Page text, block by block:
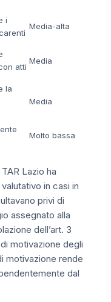
i
Media-alta
atti
Media
la
Media
Molto bassa
Lazio ha
in casi in
privi di
assegnato alla
dell’art. 3
motivazione degli
motivazione rende
dal